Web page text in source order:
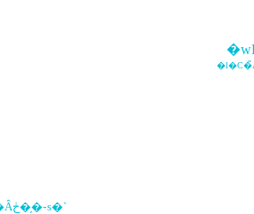
Your eyes only�`�B���Ȃڂ��̗֊s�`